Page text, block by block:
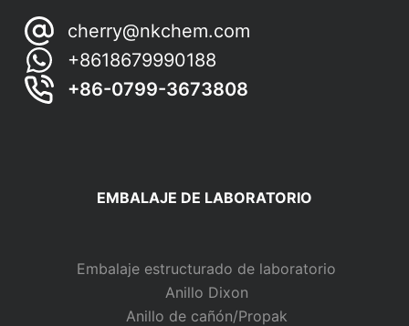
cherry@nkchem.com
+8618679990188
+86-0799-3673808
EMBALAJE DE LABORATORIO
Embalaje estructurado de laboratorio
Anillo Dixon
Anillo de cañón/Propak